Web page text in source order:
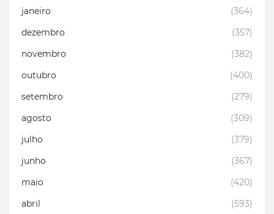
janeiro
(364)
dezembro
(357)
novembro
(382)
outubro
(400)
setembro
(279)
agosto
(309)
julho
(379)
junho
(367)
maio
(420)
abril
(593)